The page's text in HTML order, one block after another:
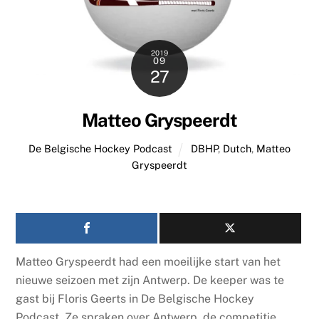
2019
09
27
Matteo Gryspeerdt
De Belgische Hockey Podcast DBHP, Dutch, Matteo
Gryspeerdt
Matteo Gryspeerdt had een moeilijke start van het
nieuwe seizoen met zijn Antwerp. De keeper was te
gast bij Floris Geerts in De Belgische Hockey